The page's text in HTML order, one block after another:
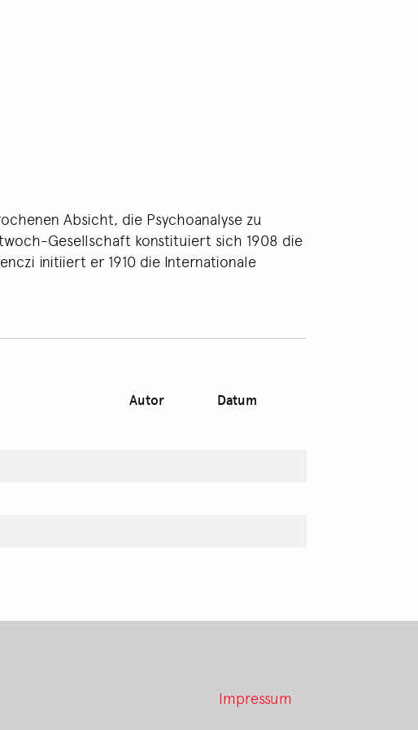
Absicht, die Psychoanalyse zu
Gesellschaft konstituiert sich 1908 die
initiiert er 1910 die Internationale
Autor Datum
Impressum